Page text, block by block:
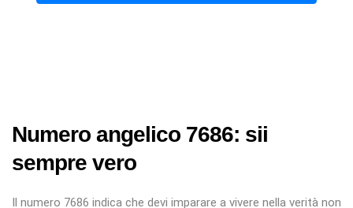
Numero angelico 7686: sii
sempre vero
Il numero 7686 indica che devi imparare a vivere nella verità non